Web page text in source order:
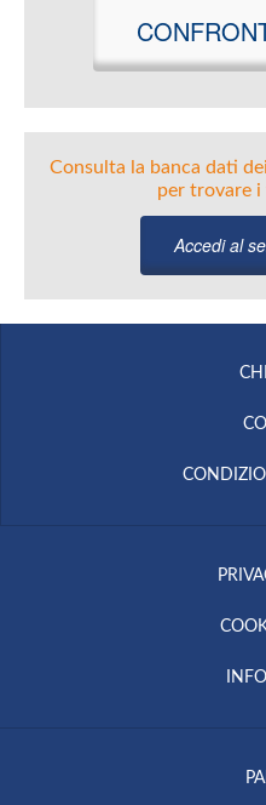
Consulta la banca dati
per trovare i
Accedi al